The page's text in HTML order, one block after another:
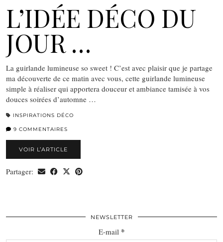
L’IDÉE DÉCO DU
JOUR …
La guirlande lumineuse so sweet ! C’est avec plaisir que je partage
ma découverte de ce matin avec vous, cette guirlande lumineuse
simple à réaliser qui apportera douceur et ambiance tamisée à vos
douces soirées d’automne …
INSPIRATIONS DÉCO
9 COMMENTAIRES
VOIR L’ARTICLE
Partager:
NEWSLETTER
E-mail *